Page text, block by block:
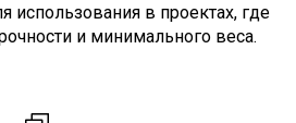
использования в проектах, где
и минимального веса.